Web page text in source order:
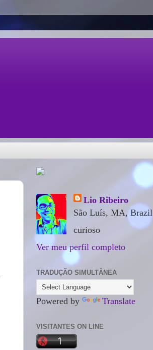
Lio Ribeiro
São Luís, MA, Brazil
curioso
Ver meu perfil completo
TRADUÇÃO SIMULTÂNEA
Powered by Translate
VISITANTES ON LINE